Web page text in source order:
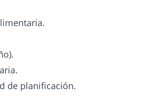
de planificación.